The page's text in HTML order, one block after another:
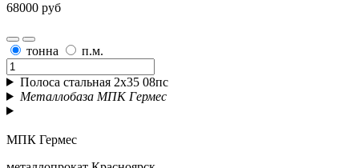
68000 руб
тонна п.м.
Полоса стальная 2х35 08пс
Металлобаза МПК Гермес
МПК Гермес